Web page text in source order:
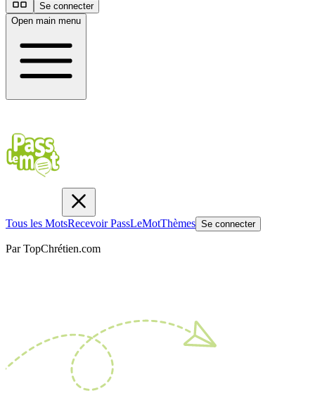
Se connecter
Open main menu
Tous les MotsRecevoir PassLeMotThèmes Se connecter
Par TopChrétien.com